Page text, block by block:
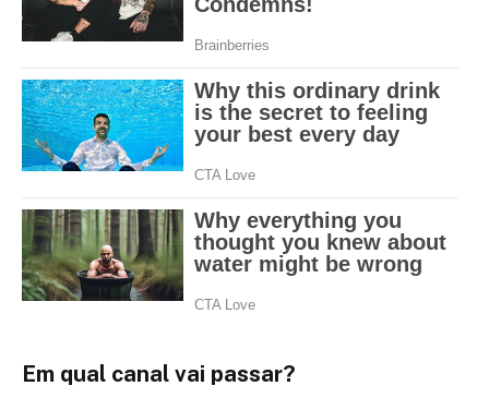
Em qual canal vai passar?